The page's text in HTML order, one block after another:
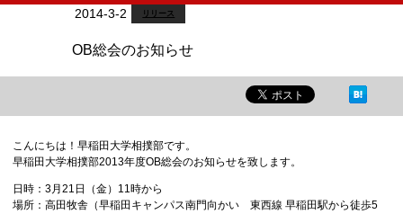
2014-3-2 リリース
OB総会のお知らせ
こんにちは！早稲田大学相撲部です。
早稲田大学相撲部2013年度OB総会のお知らせを致します。
日時：3月21日（金）11時から
場所：高田牧舎（早稲田キャンパス南門向かい 東西線 早稲田駅から徒歩5